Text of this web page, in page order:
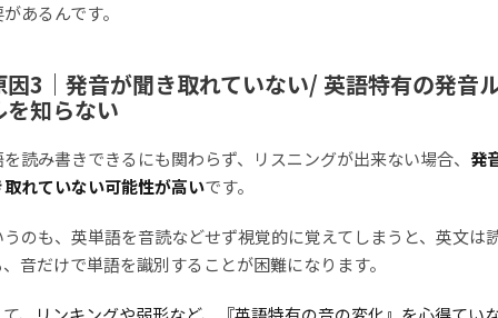
あるんです。
因3｜発音が聞き取れていない/ 英語特有の発音
を知らない
読み書きできるにも関わらず、リスニングが出来ない場合、 発
取れていない可能性が高いです。
のも、英単語を音読などせず視覚的に覚えてしまうと、英文は
音だけで単語を識別することが困難になります。